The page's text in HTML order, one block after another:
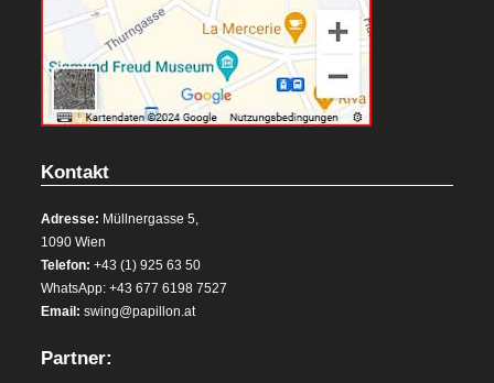
Kontakt
Adresse: Müllnergasse 5,
1090 Wien
Telefon: +43 (1) 925 63 50
WhatsApp: +43 677 6198 7527
Email: swing@papillon.at
Partner: